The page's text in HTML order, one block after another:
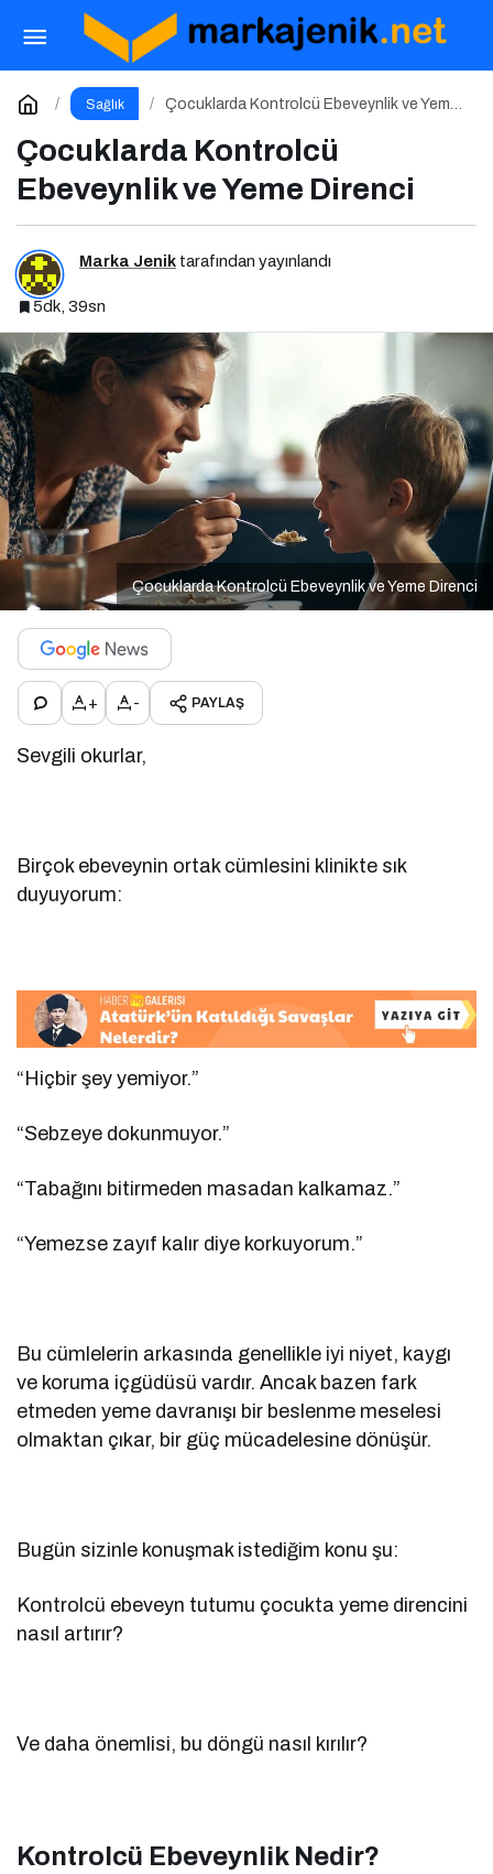
Sağlık
Çocuklarda Kontrolcü Ebeveynlik ve Yeme
Çocuklarda Kontrolcü
Ebeveynlik ve Yeme Direnci
Marka Jenik tarafından yayınlandı
5dk, 39sn
Çocuklarda Kontrolcü Ebeveynlik ve Yeme Direnci
+ - PAYLAŞ
Sevgili okurlar,
Birçok ebeveynin ortak cümlesini klinikte sık
duyuyorum:
“Hiçbir şey yemiyor.”
“Sebzeye dokunmuyor.”
“Tabağını bitirmeden masadan kalkamaz.”
“Yemezse zayıf kalır diye korkuyorum.”
Bu cümlelerin arkasında genellikle iyi niyet, kaygı
ve koruma içgüdüsü vardır. Ancak bazen fark
etmeden yeme davranışı bir beslenme meselesi
olmaktan çıkar, bir güç mücadelesine dönüşür.
Bugün sizinle konuşmak istediğim konu şu:
Kontrolcü ebeveyn tutumu çocukta yeme direncini
nasıl artırır?
Ve daha önemlisi, bu döngü nasıl kırılır?
Kontrolcü Ebeveynlik Nedir?
Reklamların Çocuk Beslenmesine Etkisi
Yorum Yap